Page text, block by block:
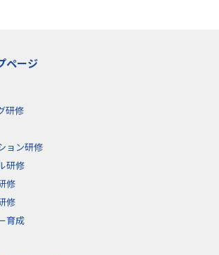
ページ
研修
ョン研修
研修
修
修
育成